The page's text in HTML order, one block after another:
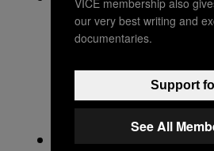
καινούργια
να μιλήσεις για ένα
τεχνικό ζήτημα σε
φιλική γλώσσα (να
δημιουργικός).
Χρησιμοποίησε τα
our very best writing and
documentaries.
Support
See All